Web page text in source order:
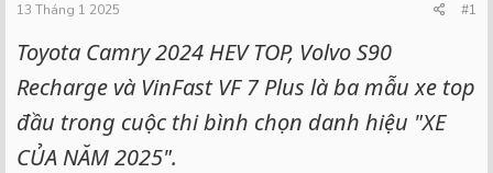
a
t
r
13 Tháng 1 2025 #1
Toyota Camry 2024 HEV TOP, Volvo S90
Recharge và VinFast VF 7 Plus là ba mẫu xe top
đầu trong cuộc thi bình chọn danh hiệu "XE
CỦA NĂM 2025".